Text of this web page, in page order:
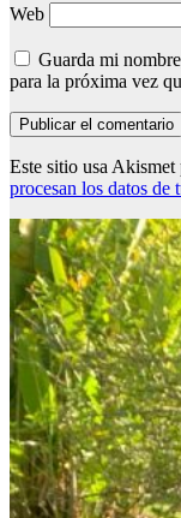
Web
Guarda mi
para la próxima vez
Este sitio usa Akismet
procesan los datos de